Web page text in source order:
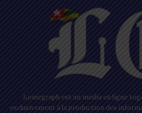
Lomegraph est un média en ligne
exclusivement à la production des